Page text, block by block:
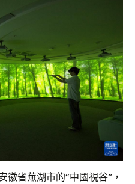
徽省蕪湖市的“中國視谷”，